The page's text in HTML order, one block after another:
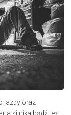
jazdy oraz
silnika bądź też